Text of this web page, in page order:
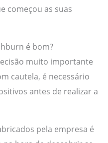
começou as suas
é bom?
muito importante
cautela, é necessário
antes de realizar a
pela empresa é